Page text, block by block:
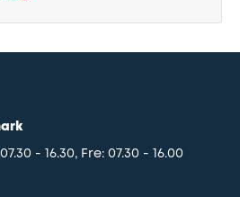
- 16.30, Fre: 07.30 - 16.00